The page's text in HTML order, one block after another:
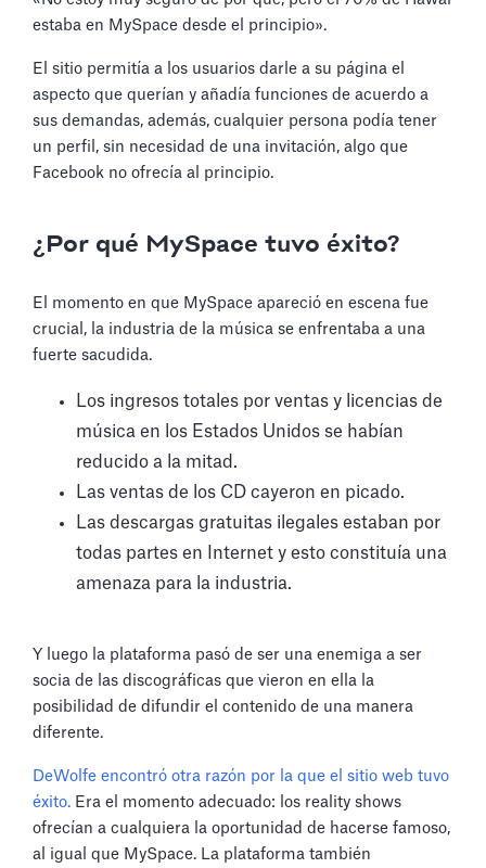
estaba en MySpace desde el principio».
El sitio permitía a los usuarios darle a su página el
aspecto que querían y añadía funciones de acuerdo a
sus demandas, además, cualquier persona podía tener
un perfil, sin necesidad de una invitación, algo que
Facebook no ofrecía al principio.
¿Por qué MySpace tuvo éxito?
El momento en que MySpace apareció en escena fue
crucial, la industria de la música se enfrentaba a una
fuerte sacudida.
Los ingresos totales por ventas y licencias de
música en los Estados Unidos se habían
reducido a la mitad.
Las ventas de los CD cayeron en picado.
Las descargas gratuitas ilegales estaban por
todas partes en Internet y esto constituía una
amenaza para la industria.
Y luego la plataforma pasó de ser una enemiga a ser
socia de las discográficas que vieron en ella la
posibilidad de difundir el contenido de una manera
diferente.
DeWolfe encontró otra razón por la que el sitio web tuvo
éxito. Era el momento adecuado: los reality shows
ofrecían a cualquiera la oportunidad de hacerse famoso,
al igual que MySpace. La plataforma también